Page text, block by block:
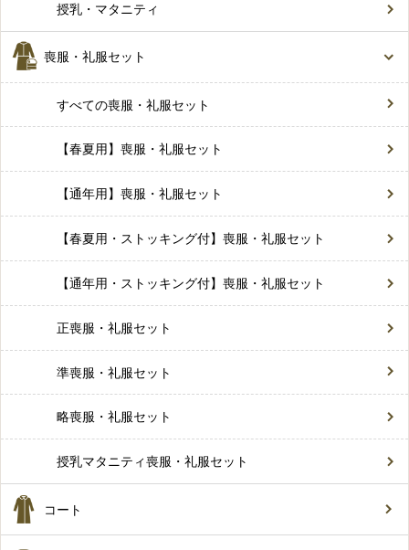
授乳・マタニティ
喪服・礼服セット
すべての喪服・礼服セット
【春夏用】喪服・礼服セット
【通年用】喪服・礼服セット
【春夏用・ストッキング付】喪服・礼服セット
【通年用・ストッキング付】喪服・礼服セット
正喪服・礼服セット
準喪服・礼服セット
略喪服・礼服セット
授乳マタニティ喪服・礼服セット
コート